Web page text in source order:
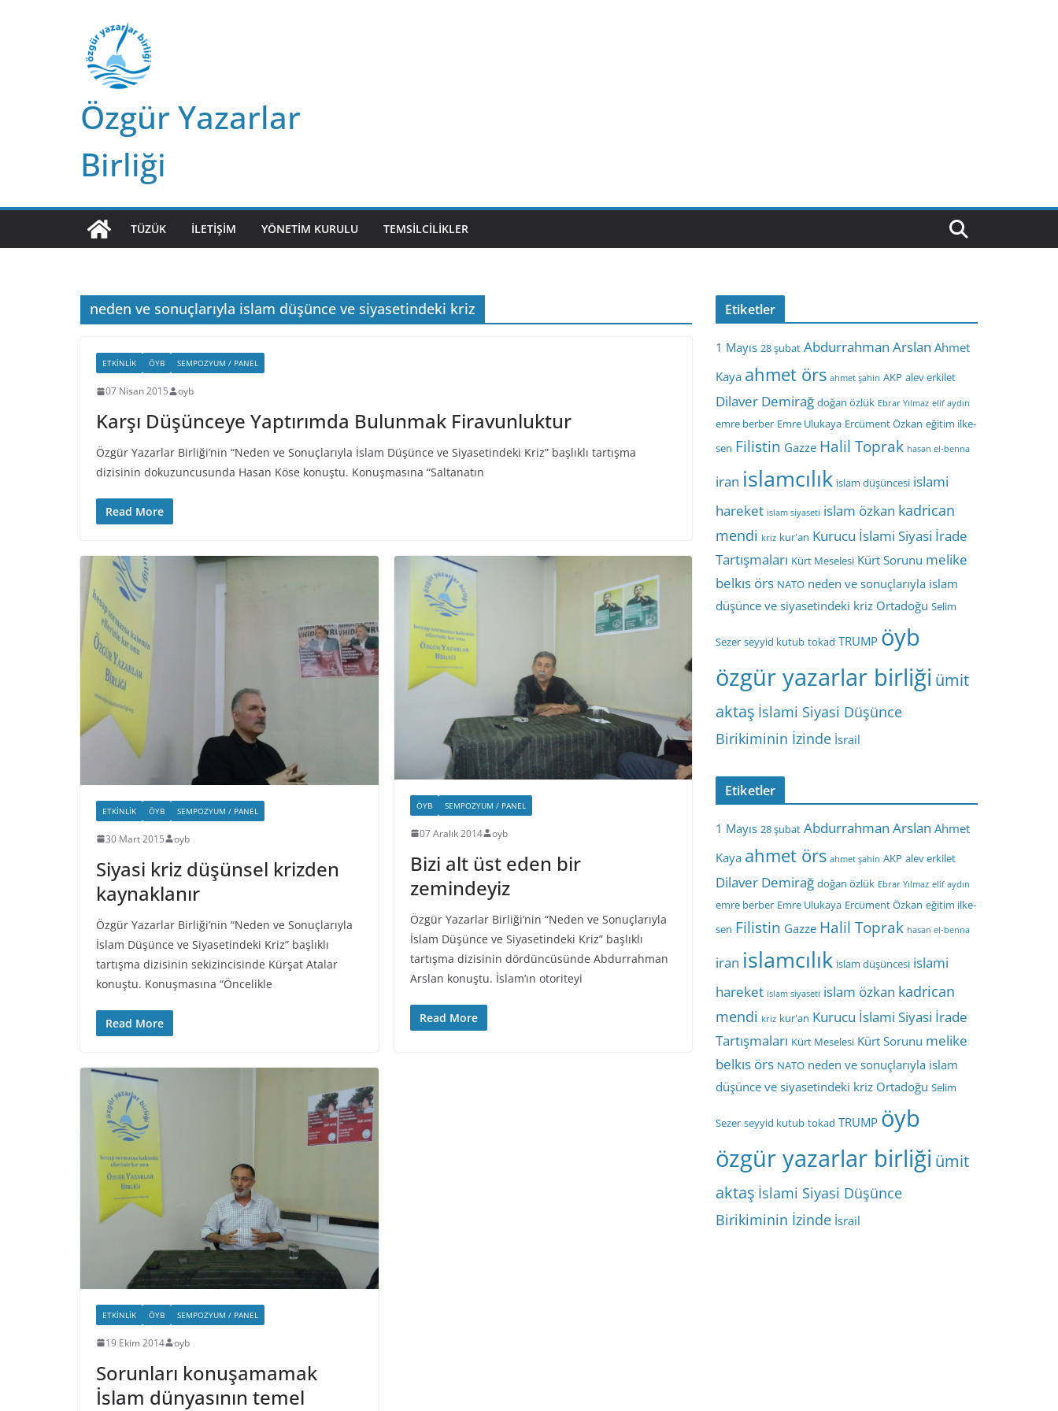
Özgür Yazarlar
Birliği
TÜZÜK İLETIŞIM YÖNETIM KURULU TEMSILCILIKLER
neden ve sonuçlarıyla islam düşünce ve siyasetindeki kriz
ETKINLIK ÖYB SEMPOZYUM / PANEL
07 Nisan 2015 oyb
Karşı Düşünceye Yaptırımda Bulunmak Firavunluktur
Özgür Yazarlar Birliği’nin “Neden ve Sonuçlarıyla İslam Düşünce ve Siyasetindeki Kriz” başlıklı tartışma
dizisinin dokuzuncusunda Hasan Köse konuştu. Konuşmasına “Saltanatın
Read More
ETKINLIK ÖYB SEMPOZYUM / PANEL
30 Mart 2015 oyb
Siyasi kriz düşünsel krizden
kaynaklanır
Özgür Yazarlar Birliği’nin “Neden ve Sonuçlarıyla
İslam Düşünce ve Siyasetindeki Kriz” başlıklı
tartışma dizisinin sekizincisinde Kürşat Atalar
konuştu. Konuşmasına “Öncelikle
Read More
ÖYB SEMPOZYUM / PANEL
07 Aralık 2014 oyb
Bizi alt üst eden bir
zemindeyiz
Özgür Yazarlar Birliği’nin “Neden ve Sonuçlarıyla
İslam Düşünce ve Siyasetindeki Kriz” başlıklı
tartışma dizisinin dördüncüsünde Abdurrahman
Arslan konuştu. İslam’ın otoriteyi
Read More
ETKINLIK ÖYB SEMPOZYUM / PANEL
19 Ekim 2014 oyb
Sorunları konuşamamak
İslam dünyasının temel
Etiketler
1 Mayıs 28 şubat Abdurrahman Arslan Ahmet
Kaya ahmet örs ahmet şahin AKP alev erkilet
Dilaver Demirağ doğan özlük Ebrar Yılmaz elif aydın
emre berber Emre Ulukaya Ercüment Özkan eğitim ilke-
sen Filistin Gazze Halil Toprak hasan el-benna
iran islamcılık islam düşüncesi islami
hareket islam siyaseti islam özkan kadrican
mendi kriz kur'an Kurucu İslami Siyasi İrade
Tartışmaları Kürt Meselesi Kürt Sorunu melike
belkıs örs NATO neden ve sonuçlarıyla islam
düşünce ve siyasetindeki kriz Ortadoğu Selim
Sezer seyyid kutub tokad TRUMP öyb
özgür yazarlar birliği ümit
aktaş İslami Siyasi Düşünce
Birikiminin İzinde İsrail
Etiketler
1 Mayıs 28 şubat Abdurrahman Arslan Ahmet
Kaya ahmet örs ahmet şahin AKP alev erkilet
Dilaver Demirağ doğan özlük Ebrar Yılmaz elif aydın
emre berber Emre Ulukaya Ercüment Özkan eğitim ilke-
sen Filistin Gazze Halil Toprak hasan el-benna
iran islamcılık islam düşüncesi islami
hareket islam siyaseti islam özkan kadrican
mendi kriz kur'an Kurucu İslami Siyasi İrade
Tartışmaları Kürt Meselesi Kürt Sorunu melike
belkıs örs NATO neden ve sonuçlarıyla islam
düşünce ve siyasetindeki kriz Ortadoğu Selim
Sezer seyyid kutub tokad TRUMP öyb
özgür yazarlar birliği ümit
aktaş İslami Siyasi Düşünce
Birikiminin İzinde İsrail